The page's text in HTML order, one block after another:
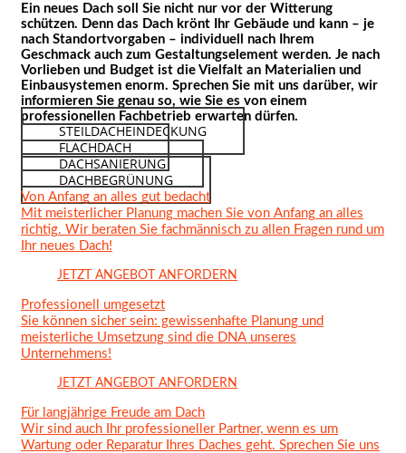
Ein neues Dach soll Sie nicht nur vor der Witterung
schützen. Denn das Dach krönt Ihr Gebäude und kann – je
nach Standortvorgaben – individuell nach Ihrem
Geschmack auch zum Gestaltungselement werden. Je nach
Vorlieben und Budget ist die Vielfalt an Materialien und
Einbausystemen enorm. Sprechen Sie mit uns darüber, wir
informieren Sie genau so, wie Sie es von einem
professionellen Fachbetrieb erwarten dürfen.
STEILDACHEINDECKUNG
FLACHDACH
DACHSANIERUNG
DACHBEGRÜNUNG
Von Anfang an alles gut bedacht
Mit meisterlicher Planung machen Sie von Anfang an alles
richtig. Wir beraten Sie fachmännisch zu allen Fragen rund um
Ihr neues Dach!
JETZT ANGEBOT ANFORDERN
Professio­nell umgesetzt
Sie können sicher sein: gewissenhafte Planung und
meisterliche Umsetzung sind die DNA unseres
Unternehmens!
JETZT ANGEBOT ANFORDERN
Für langjährige Freude am Dach
Wir sind auch Ihr professioneller Partner, wenn es um
Wartung oder Reparatur Ihres Daches geht. Sprechen Sie uns